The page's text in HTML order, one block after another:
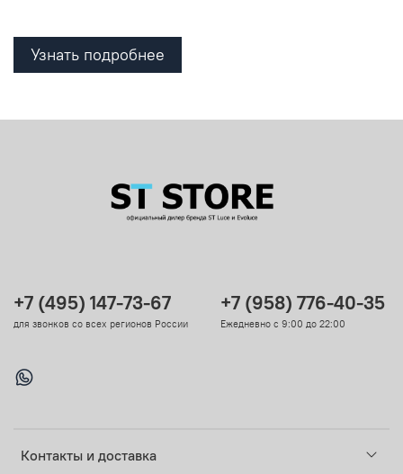
Узнать подробнее
Контакты и доставка
+7 (495) 147-73-67
для звонков со всех регионов России
+7 (958) 776-40-35
Ежедневно с 9:00 до 22:00